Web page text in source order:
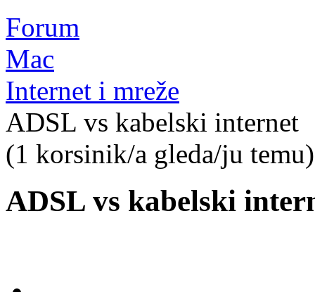
Forum
Mac
Internet i mreže
ADSL vs kabelski internet
(1 korsinik/a gleda/ju
ADSL vs kabelski